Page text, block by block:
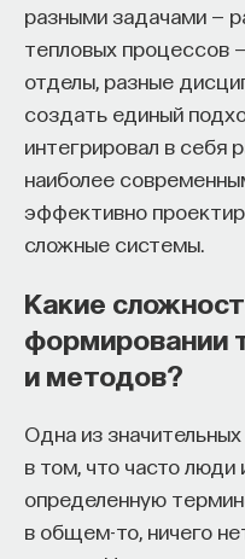
разными задачами —
тепловых процессов
отделы, разные
создать единый
интегрировал в себя
наиболее
эффективно
сложные системы.
Какие
формировании
и методов?
Одна из
в том, что часто
определенную
в общем-то, ничего
«Мыслить как
ПостНауки Ивара
меняют мир. В
с исследователями,
инвесторами и
эпизодов Ивар
модели вместе с
В будущих выпусках
расширяться —
Яндекс Музыке
12/6/2025